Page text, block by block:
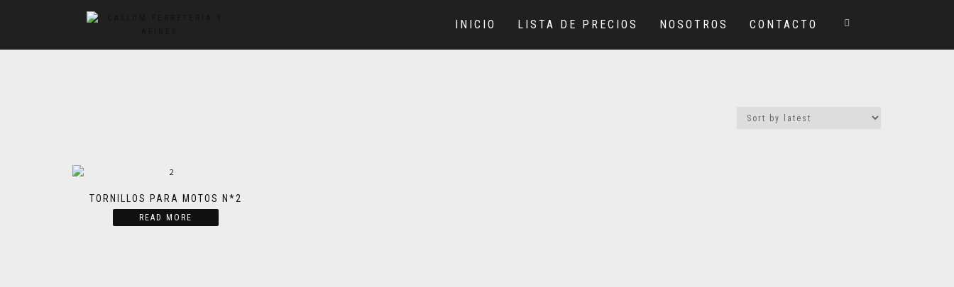
INICIO LISTA DE PRECIOS NOSOTROS CONTACTO
TORNILLOS PARA MOTOS N*2
READ MORE